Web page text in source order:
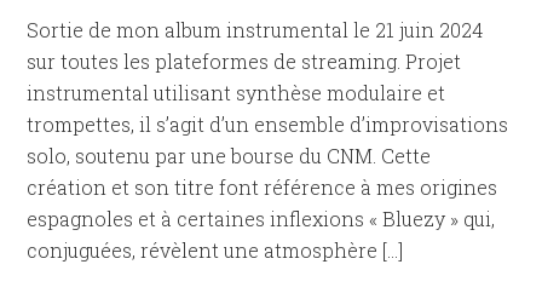
Sortie de mon album instrumental le 21 juin 2024
sur toutes les plateformes de streaming. Projet
instrumental utilisant synthèse modulaire et
trompettes, il s’agit d’un ensemble d’improvisations
solo, soutenu par une bourse du CNM. Cette
création et son titre font référence à mes origines
espagnoles et à certaines inflexions « Bluezy » qui,
conjuguées, révèlent une atmosphère […]